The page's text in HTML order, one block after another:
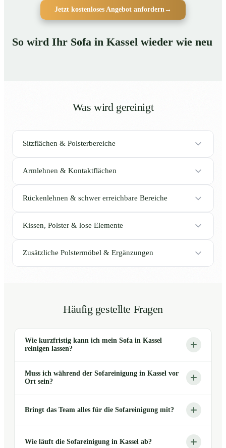
Jetzt kostenloses Angebot anfordern →
So wird Ihr Sofa in Kassel wieder wie neu
Was wird gereinigt
Sitzflächen & Polsterbereiche
Armlehnen & Kontaktflächen
Rückenlehnen & schwer erreichbare Bereiche
Kissen, Polster & lose Elemente
Zusätzliche Polstermöbel & Ergänzungen
Häufig gestellte Fragen
Wie kurzfristig kann ich mein Sofa in Kassel
reinigen lassen?
Muss ich während der Sofareinigung in Kassel vor
Ort sein?
Bringt das Team alles für die Sofareinigung mit?
Wie läuft die Sofareinigung in Kassel ab?